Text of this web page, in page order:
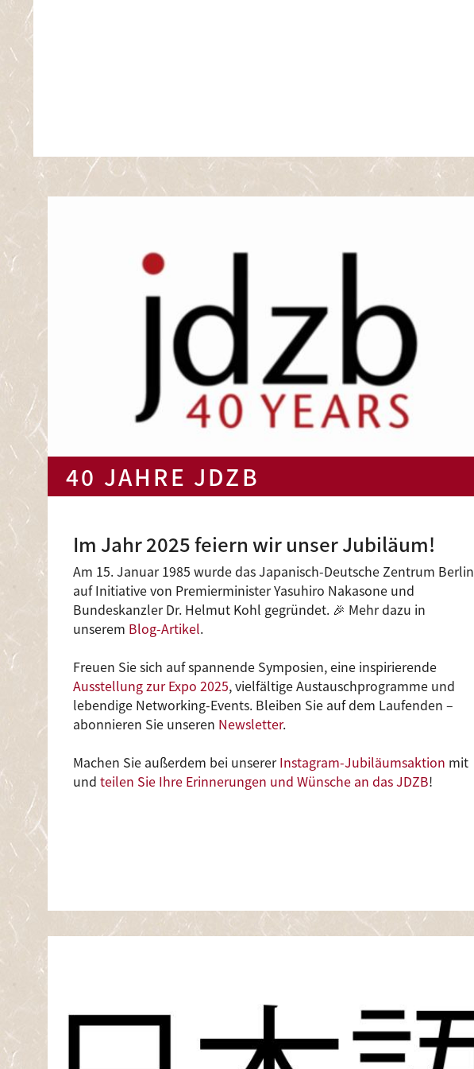
40 JAHRE JDZB
Im Jahr 2025 feiern wir unser Jubiläum!
Am 15. Januar 1985 wurde das Japanisch-Deutsche Zentrum Berlin
auf Initiative von Premierminister Yasuhiro Nakasone und
Bundeskanzler Dr. Helmut Kohl gegründet. 🎉 Mehr dazu in
unserem Blog-Artikel.
Freuen Sie sich auf spannende Symposien, eine inspirierende
Ausstellung zur Expo 2025, vielfältige Austauschprogramme und
lebendige Networking-Events. Bleiben Sie auf dem Laufenden –
abonnieren Sie unseren Newsletter.
Machen Sie außerdem bei unsererInstagram-Jubiläumsaktion mit
und teilen Sie Ihre Erinnerungen und Wünsche an das JDZB!